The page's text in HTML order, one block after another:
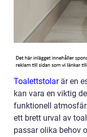
Toalettstolarär en
kan vara en viktig
funktionell
ett brett urval av
passar olika behov